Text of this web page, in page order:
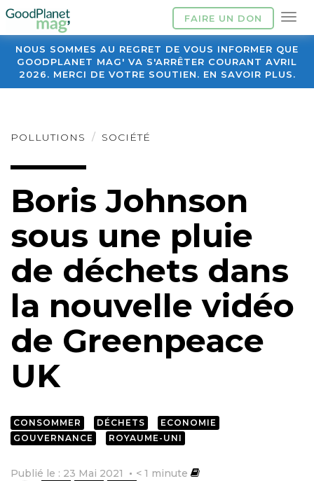
FAIRE UN DON
NOUS SOMMES AU REGRET DE VOUS INFORMER QUE
GOODPLANET MAG' VA S'ARRÊTER COURANT AVRIL
2026. MERCI DE VOTRE SOUTIEN. EN SAVOIR PLUS.
POLLUTIONS SOCIÉTÉ
Boris Johnson
sous une pluie
de déchets dans
la nouvelle vidéo
de Greenpeace
UK
CONSOMMER DÉCHETS
ECONOMIE
GOUVERNANCE
ROYAUME-UNI
Publié le : 23 Mai 2021 < 1 minute